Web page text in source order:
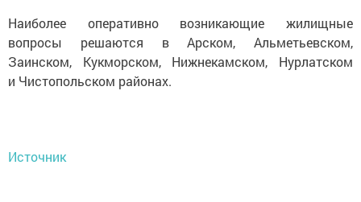
Наиболее оперативно возникающие жилищные
вопросы решаются в Арском, Альметьевском,
Заинском, Кукморском, Нижнекамском, Нурлатском
и Чистопольском районах.
Источник